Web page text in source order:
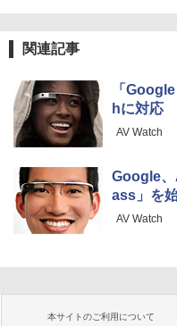
関連記事
「
hに対応
AV Watch
Google、
ass」を
AV Watch
本サイトのご利用について